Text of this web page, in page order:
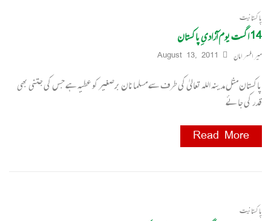
پاکستانیت
14 اگست یوم آزادیِ پاکستان
میر افسر امان August 13, 2011
پاکستان مثل مدینہ اللہ تعالیٰ کی طرف سے مسلمانان برصغیر کو عطیہ ہے جس کی جتنی بھی
قدر کی جائے
Read More
پاکستانیت